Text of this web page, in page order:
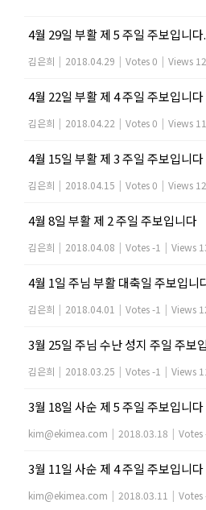
4월 29일 부활 제 5 주일 주보입니다.
김은희 | 2018.04.29 | Votes 0 | Views
4월 22일 부활 제 4 주일 주보입니다
김은희 | 2018.04.22 | Votes 0 | Views
4월 15일 부활 제 3 주일 주보입니다
김은희 | 2018.04.15 | Votes 0 | Views
4월 8일 부활 제 2 주일 주보입니다
김은희 | 2018.04.08 | Votes -1 | Views
4월 1일 주님 부활 대축일 주보입니
김은희 | 2018.04.01 | Votes -1 | Views
3월 25일 주님 수난 성지 주일 주보
김은희 | 2018.03.25 | Votes -1 | Views
3월 18일 사순 제 5 주일 주보입니다
kim@ekimea.com | 2018.03.18 | Votes
3월 11일 사순 제 4 주일 주보입니다
kim@ekimea.com | 2018.03.11 | Votes